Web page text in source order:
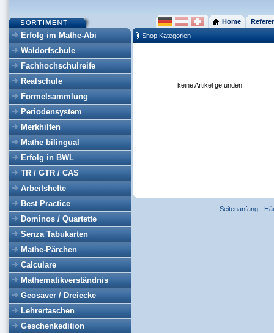
Erfolg im Mathe-Abi
Waldorfschule
Fachhochschulreife
Realschule
Formelsammlung
Periodensystem
Merkhilfen
Mathe bilingual
Erfolg in BWL
TR / GTR / CAS
Arbeitshefte
Best Practice
Dominos / Quartette
Senza Tabukarten
Mathe-Pärchen
Calculare
Mathematikverständnis
Geosaver / Dreiecke
Lehrertaschen
Geschenkedition
Home
Shop Kategorien
keine Artikel gefunden
Seitenanfang